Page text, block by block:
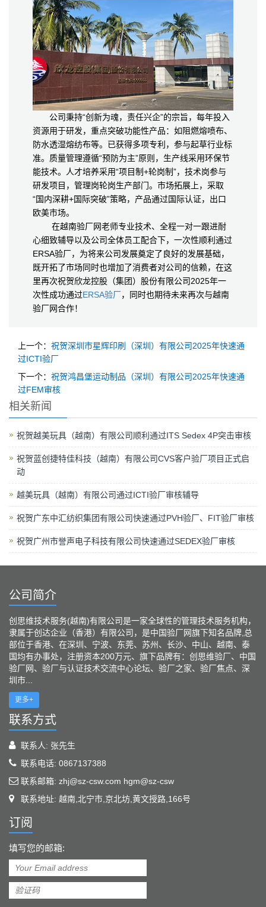
公司秉持“创新为魂，责任兴企”的宗旨，每年投入
资源用于研发，重点突破功能性产品：如阻燃熔喷布、
防水透湿熔纺布等。已获得多项专利，参与起草行业标
准。质量管理遵循“预防为主”原则，生产线采用环保节
能技术。人才培养采用“项目制+轮岗制”，技术岗参与
研发项目，管理岗轮岗生产部门。市场拓展上，采取
“国内深耕+国际突破”策略，产品通过国际认证，出口
欧美市场。
在越南验厂网老师专业技术、全程一对一跟进耐
心细致辅导以及公司全体员工配合下，一次性顺利通过
ERSA验厂，为将来公司发展奠定了良好的发展基础，
既开拓了市场同时也增加了消费者对公司的信赖，在这
里再次祝贺欣龙控股（集团）股份有限公司2025年一
次性成功通过ERSA验厂，同时也期待未来再次与越南
验厂网合作！
上一个： 祝贺深圳市星辉印刷（深圳）有限公司2025年快速通
过ICTI验厂
下一个： 祝贺鸿昌堡运动制品（深圳）有限公司2025年快速通
过FEM审核
相关新闻
祝贺越美玩具（越南）有限公司顺利通过ITS Sedex 4P突击审核
祝贺蓝创捷特佳科技（越南）有限公司CVS客户验厂项目正式启
动
越美玩具（越南）有限公司通过ICTI验厂审核辅导
祝贺广东中汇纺织集团有限公司快速通过PVH验厂、FIT验厂审核
祝贺广州市誉声电子科技有限公司快速通过SEDEX验厂审核
公司简介
创思维技术服务(越南)有限公司是一家全球性的管理技术服务机构，
隶属于创达企业（香港）有限公司，是中国验厂网旗下知名品牌,总
部位于香港、在深圳、宁波、东莞、苏州、长沙、中山、越南、泰
国均有办事处，注册资本200万元、旗下品牌有：创思维验厂、中国
验厂网、验厂与认证技术交流中心论坛、验厂之家、验厂焦点、深
圳市...
更多+
联系方式
联系人: 张先生
联系电话: 0867137388
联系邮箱: zhj@sz-csw.com hgm@sz-csw
联系地址: 越南,北宁市,京北坊,黄文授路,166号
订阅
填写您的邮箱: